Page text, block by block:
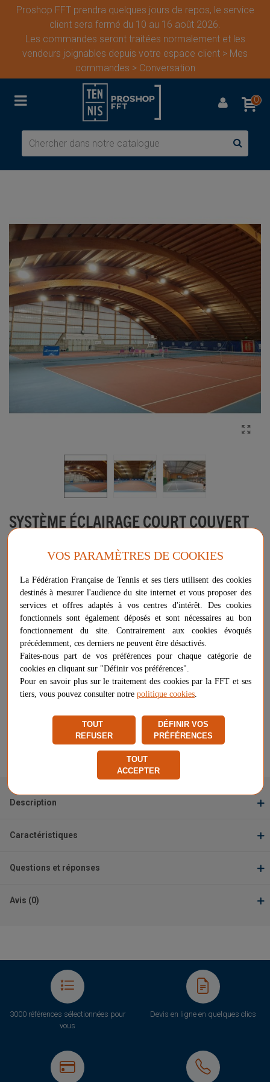
Proshop FFT prendra quelques jours de repos, le service
client sera fermé du 10 au 16 août 2026.
Les commandes seront traitées normalement et les
vendeurs joignables depuis votre espace client > Mes
commandes > Conversation
0
SYSTÈME ÉCLAIRAGE COURT COUVERT
ECCEL 300W
Ledustry
Plus d'informations sur ce produit
Voir les questions / réponses
Sur devis - +
AJOUTER AU PANIER
entre le 12/08 et le 18/08
Vendu et expédié parLEDUSTRY
Signaler un problème d'ordre juridique
Description
Caractéristiques
Questions et réponses
Avis (0)
3000 références sélectionnées pour
vous
Devis en ligne en quelques clics
VOS PARAMÈTRES DE COOKIES
La Fédération Française de Tennis et ses tiers utilisent des cookies
destinés à mesurer l'audience du site internet et vous proposer des
services et offres adaptés à vos centres d'intérêt. Des cookies
fonctionnels sont également déposés et sont nécessaires au bon
fonctionnement du site. Contrairement aux cookies évoqués
précédemment, ces derniers ne peuvent être désactivés.
Faites-nous part de vos préférences pour chaque catégorie de
cookies en cliquant sur "Définir vos préférences".
Pour en savoir plus sur le traitement des cookies par la FFT et ses
tiers, vous pouvez consulter notre politique cookies
TOUT
REFUSER
DÉFINIR VOS
PRÉFÉRENCES
TOUT
ACCEPTER